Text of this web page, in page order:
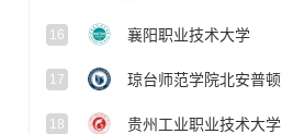
历年分数
17
18 贵州工业职业技术大学